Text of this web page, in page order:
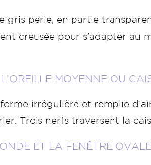
gris perle, en partie
creusée pour s’adapter au
MOYENNE OU
irrégulière et remplie
Trois nerfs traversent la
ET LA FENÊTRE OVALE